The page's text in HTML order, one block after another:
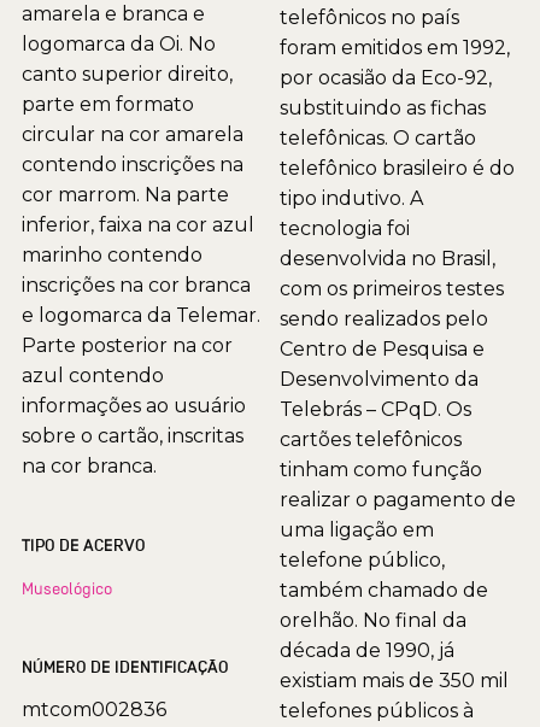
amarela e branca e
logomarca da Oi. No
canto superior direito,
parte em formato
circular na cor amarela
contendo inscrições na
cor marrom. Na parte
inferior, faixa na cor azul
marinho contendo
inscrições na cor branca
e logomarca da Telemar.
Parte posterior na cor
azul contendo
informações ao usuário
sobre o cartão, inscritas
na cor branca.
TIPO DE ACERVO
Museológico
NÚMERO DE IDENTIFICAÇÃO
mtcom002836
telefônicos no país
foram emitidos em 1992,
por ocasião da Eco-92,
substituindo as fichas
telefônicas. O cartão
telefônico brasileiro é do
tipo indutivo. A
tecnologia foi
desenvolvida no Brasil,
com os primeiros testes
sendo realizados pelo
Centro de Pesquisa e
Desenvolvimento da
Telebrás – CPqD. Os
cartões telefônicos
tinham como função
realizar o pagamento de
uma ligação em
telefone público,
também chamado de
orelhão. No final da
década de 1990, já
existiam mais de 350 mil
telefones públicos à